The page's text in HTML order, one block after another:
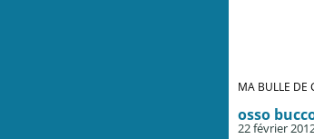
MA BULLE DE
osso
22 février